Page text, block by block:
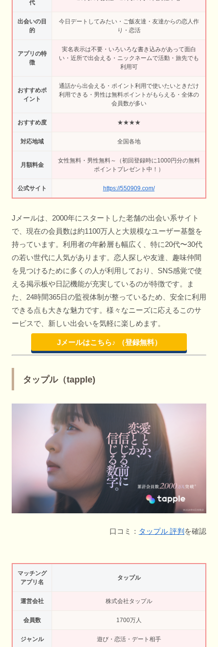
代
出会いの目
的
今日デートしてみたい・ご飯友達・友達からの恋人作
り・恋活
アプリの特
徴
実名表示は不要・いろいろな書き込みがあって面白
い・近所で出会える・ニックネームで活動・旅先でも
利用可
おすすめポ
イント
通話から出会える・ポイント利用で使いたいときだけ
利用できる・男性は無料ポイントがもらえる・全体の
会員数が多い
おすすめ度 ★★★★
対応地域 全国各地
月額料金
女性無料・男性無料～（初回登録時に1000円分の無料
ポイントプレゼント中！）
公式サイト https://550909.com/
Jメールは、2000年にスタートした老舗の出会い系サイト
で、現在の会員数は約1100万人と大規模なユーザー基盤を
持っています。利用者の年齢層も幅広く、特に20代〜30代
の若い世代に人気があります。恋人探しや友達、趣味仲間
を見つけるために多くの人が利用しており、SNS感覚で使
える掲示板や日記機能が充実しているのが特徴です。ま
た、24時間365日の監視体制が整っているため、安全に利用
できる点も大きな魅力です。様々なニーズに応えるこのサ
ービスで、新しい出会いを気軽に楽しめます。
Jメールはこちら♪ （登録無料）
タップル（tapple)
口コミ： タップル 評判 を確認
マッチング
アプリ名
タップル
運営会社 株式会社タップル
会員数 1700万人
ジャンル 遊び・恋活・デート相手